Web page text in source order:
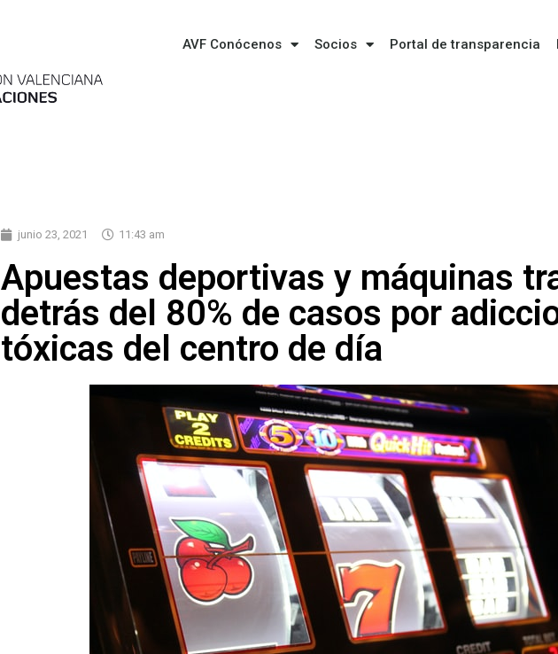
AVF Conócenos Socios Portal de transparencia
junio 23, 2021 11:43 am
Apuestas deportivas y máquinas
detrás del 80% de casos por
tóxicas del centro de día